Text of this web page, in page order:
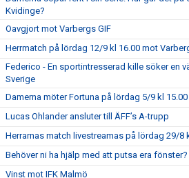
Kvidinge?
Oavgjort mot Varbergs GIF
Herrmatch på lördag 12/9 kl 16.00 mot
Federico - En sportintresserad kille söker en
Sverige
Damerna möter Fortuna på lördag 5/9 kl 15.00
Lucas Ohlander ansluter till ÄFF’s A-trupp
Herrarnas match livestreamas på lördag 29/8
Behöver ni ha hjälp med att putsa era fönster?
Vinst mot IFK Malmö